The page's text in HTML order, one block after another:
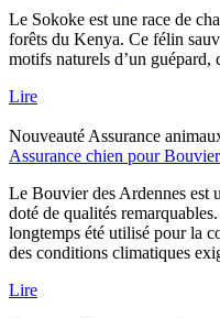
Le Sokoke est une race de
forêts du Kenya. Ce félin
motifs naturels d’un
Lire
Nouveauté Assurance
Assurance chien pour
Le Bouvier des Ardennes est
doté de qualités
longtemps été utilisé pour la
des conditions climatiques
Lire